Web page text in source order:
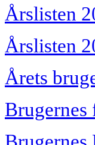
Årslisten
Årslisten
Årets
Brugernes